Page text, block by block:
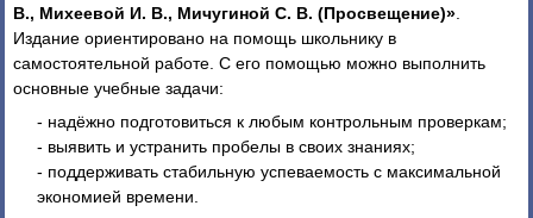
В., Михеевой И. В., Мичугиной С. В. (Просвещение)»
Издание ориентировано на помощь школьнику в
самостоятельной работе. С его помощью можно выполнить
основные учебные задачи:
- надёжно подготовиться к любым контрольным проверкам;
- выявить и устранить пробелы в своих знаниях;
- поддерживать стабильную успеваемость с максимальной
экономией времени.